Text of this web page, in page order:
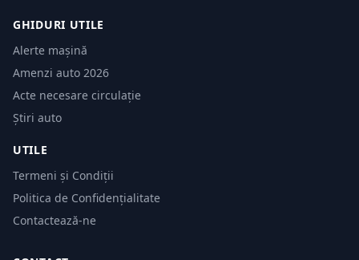
GHIDURI UTILE
Alerte mașină
Amenzi auto 2026
Acte necesare circulație
Știri auto
UTILE
Termeni și Condiții
Politica de Confidențialitate
Contactează-ne